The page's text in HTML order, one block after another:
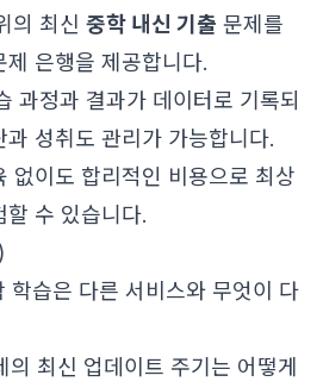
의 최신 중학 내신 기출 문제를
은행을 제공합니다.
과정과 결과가 데이터로 기록되
성취도 관리가 가능합니다.
없이도 합리적인 비용으로 최상
할 수 있습니다.
학습은 다른 서비스와 무엇이 다
최신 업데이트 주기는 어떻게